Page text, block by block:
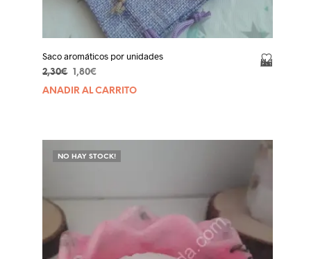
Añadir a la lista de deseos
Saco aromáticos por unidades
2,30€ El1,80€El
AÑADIR AL CARRITO
NO HAY STOCK!